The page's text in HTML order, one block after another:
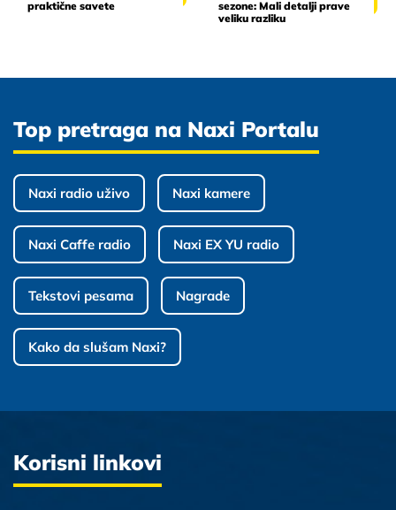
praktične savete
sezone: Mali detalji prave
veliku razliku
Top pretraga na Naxi Portalu
Naxi radio uživo Naxi kamere
Naxi Caffe radio Naxi EX YU radio
Tekstovi pesama Nagrade
Kako da slušam Naxi?
Korisni linkovi